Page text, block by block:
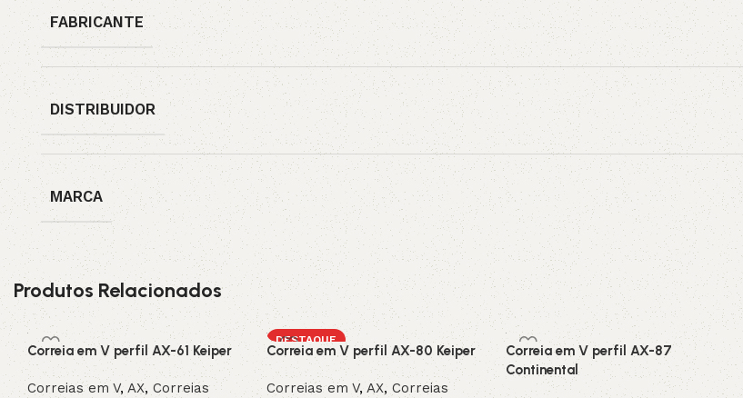
FABRICANTE
DISTRIBUIDOR
MARCA
Produtos Relacionados
Correia em V perfil AX-61 Keiper
Correias em V, AX, Correias
DESTAQUE
Correia em V perfil AX-80 Keiper
Correias em V, AX, Correias
Correia em V perfil AX-87
Continental